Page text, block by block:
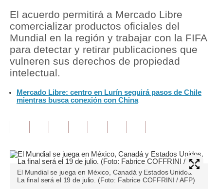
Política
Tu Dinero
Finanzas Personales
Inmobiliarias
Plus G
El acuerdo permitirá a Mercado Libre
comercializar productos oficiales del
Mundial en la región y trabajar con la FIFA
para detectar y retirar publicaciones que
vulneren sus derechos de propiedad
intelectual.
Mercado Libre: centro en Lurín seguirá pasos de Chile
mientras busca conexión con China
El Mundial se juega en México, Canadá y Estados Unidos.
La final será el 19 de julio. (Foto: Fabrice COFFRINI / AFP)